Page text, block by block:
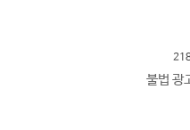
불법 광